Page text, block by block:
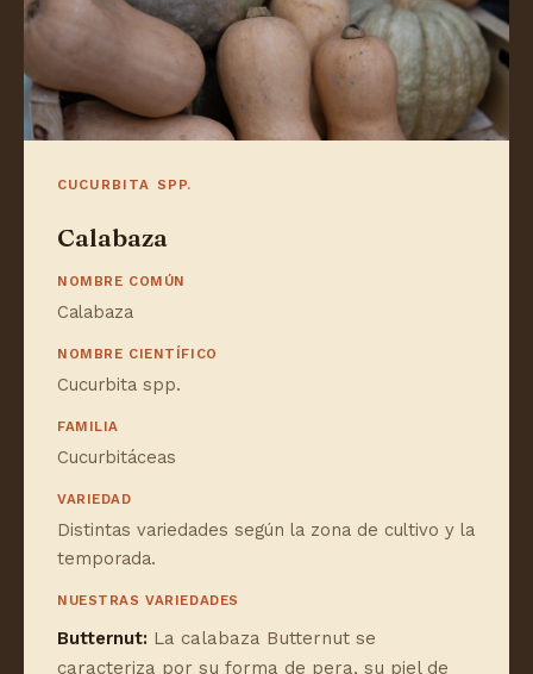
CUCURBITA SPP.
Calabaza
NOMBRE COMÚN
Calabaza
NOMBRE CIENTÍFICO
Cucurbita spp.
FAMILIA
Cucurbitáceas
VARIEDAD
Distintas variedades según la zona de cultivo y la
temporada.
NUESTRAS VARIEDADES
Butternut: La calabaza Butternut se
caracteriza por su forma de pera, su piel de